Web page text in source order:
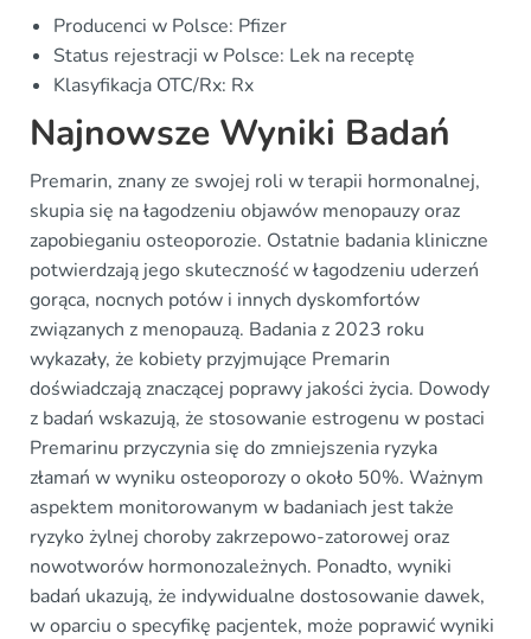
Producenci w Polsce: Pfizer
Status rejestracji w Polsce: Lek na receptę
Klasyfikacja OTC/Rx: Rx
Najnowsze Wyniki Badań
Premarin, znany ze swojej roli w terapii hormonalnej,
skupia się na łagodzeniu objawów menopauzy oraz
zapobieganiu osteoporozie. Ostatnie badania kliniczne
potwierdzają jego skuteczność w łagodzeniu uderzeń
gorąca, nocnych potów i innych dyskomfortów
związanych z menopauzą. Badania z 2023 roku
wykazały, że kobiety przyjmujące Premarin
doświadczają znaczącej poprawy jakości życia. Dowody
z badań wskazują, że stosowanie estrogenu w postaci
Premarinu przyczynia się do zmniejszenia ryzyka
złamań w wyniku osteoporozy o około 50%. Ważnym
aspektem monitorowanym w badaniach jest także
ryzyko żylnej choroby zakrzepowo-zatorowej oraz
nowotworów hormonozależnych. Ponadto, wyniki
badań ukazują, że indywidualne dostosowanie dawek,
w oparciu o specyfikę pacjentek, może poprawić wyniki